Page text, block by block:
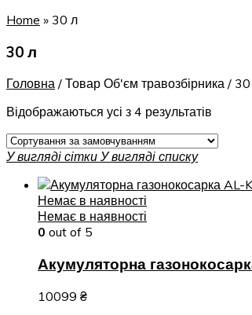
Home » 30 л
30 л
Головна / Товар Об'єм травозбірника /
Відображаються усі з 4 результатів
У вигляді сітки У вигляді списку
Немає в наявності
Немає в наявності
0 out of 5
Акумуляторна
10099 ₴